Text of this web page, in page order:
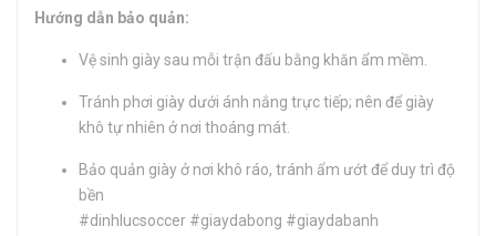
Hướng dẫn bảo quản:
Vệ sinh giày sau mỗi trận đấu bằng khăn ẩm mềm.
Tránh phơi giày dưới ánh nắng trực tiếp; nên để giày
khô tự nhiên ở nơi thoáng mát.
Bảo quản giày ở nơi khô ráo, tránh ẩm ướt để duy trì độ
bền
#dinhlucsoccer #giaydabong #giaydabanh